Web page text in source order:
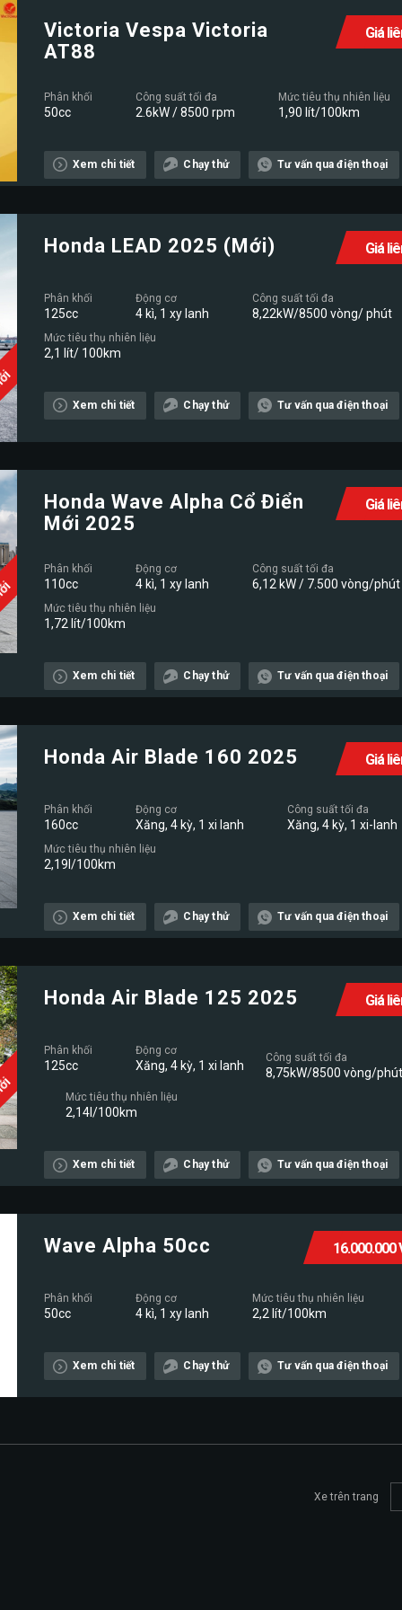
Giá
Victoria Vespa Victoria
AT88
Phân khối
50cc
Công suất tối đa
2.6kW / 8500 rpm
Mức tiêu thụ nhiên liệu
1,90 lít/100km
Xem chi tiết Chạy thử Tư vấn qua điện thoại
Giá
Honda LEAD 2025 (Mới)
Phân khối
125cc
Động cơ
4 kì, 1 xy lanh
Công suất tối đa
8,22kW/8500 vòng/ phút
Mức tiêu thụ nhiên liệu
2,1 lít/ 100km
Xem chi tiết Chạy thử Tư vấn qua điện thoại
Giá
Honda Wave Alpha Cổ Điển
Mới 2025
Phân khối
110cc
Động cơ
4 kì, 1 xy lanh
Công suất tối đa
6,12 kW / 7.500 vòng/phút
Mức tiêu thụ nhiên liệu
1,72 lít/100km
Xem chi tiết Chạy thử Tư vấn qua điện thoại
Giá
Honda Air Blade 160 2025
Phân khối
160cc
Động cơ
Xăng, 4 kỳ, 1 xi lanh
Công suất tối đa
Xăng, 4 kỳ, 1 xi-lanh
Mức tiêu thụ nhiên liệu
2,19l/100km
Xem chi tiết Chạy thử Tư vấn qua điện thoại
Giá
Honda Air Blade 125 2025
Phân khối
125cc
Động cơ
Xăng, 4 kỳ, 1 xi lanh
Công suất tối đa
8,75kW/8500 vòng/phút
Mức tiêu thụ nhiên liệu
2,14l/100km
Xem chi tiết Chạy thử Tư vấn qua điện thoại
16.000.000
Wave Alpha 50cc
Phân khối
50cc
Động cơ
4 kì, 1 xy lanh
Mức tiêu thụ nhiên liệu
2,2 lít/100km
Xem chi tiết Chạy thử Tư vấn qua điện thoại
Xe trên trang